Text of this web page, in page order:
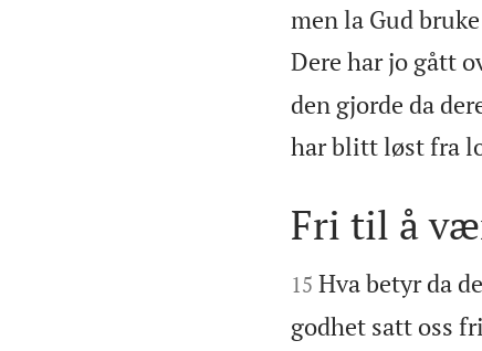
men la Gud
Dere har jo gått
den gjorde da
har blitt løst fra

Fri til å

15 Hva betyr da
godhet satt oss